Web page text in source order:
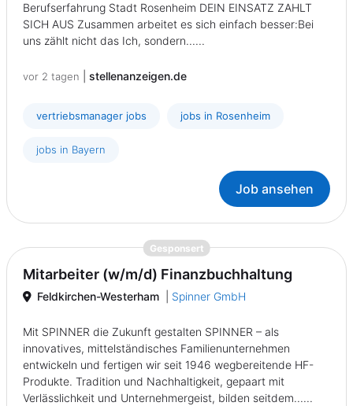
Berufserfahrung Stadt Rosenheim DEIN EINSATZ ZAHLT
SICH AUS Zusammen arbeitet es sich einfach besser:Bei
uns zählt nicht das Ich, sondern......
vor 2 tagen stellenanzeigen.de
vertriebsmanager jobs jobs in Rosenheim
jobs in Bayern
Job ansehen
Gesponsert{prompt.job}
Mitarbeiter (w/m/d) Finanzbuchhaltung
Feldkirchen-Westerham Spinner GmbH
Mit SPINNER die Zukunft gestalten SPINNER – als
innovatives, mittelständisches Familienunternehmen
entwickeln und fertigen wir seit 1946 wegbereitende HF-
Produkte. Tradition und Nachhaltigkeit, gepaart mit
Verlässlichkeit und Unternehmergeist, bilden seitdem......